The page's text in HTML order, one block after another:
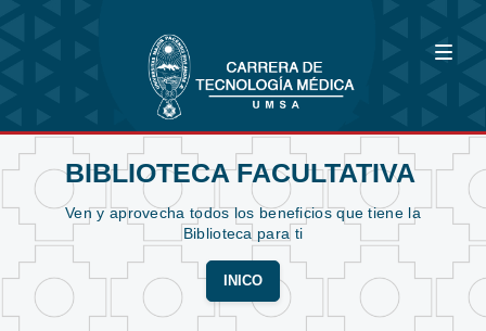
BIBLIOTECA FACULTATIVA
Ven y aprovecha todos los beneficios que tiene la
Biblioteca para ti
INICO